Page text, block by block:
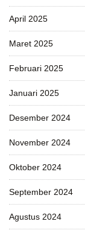
April 2025
Maret 2025
Februari 2025
Januari 2025
Desember 2024
November 2024
Oktober 2024
September 2024
Agustus 2024